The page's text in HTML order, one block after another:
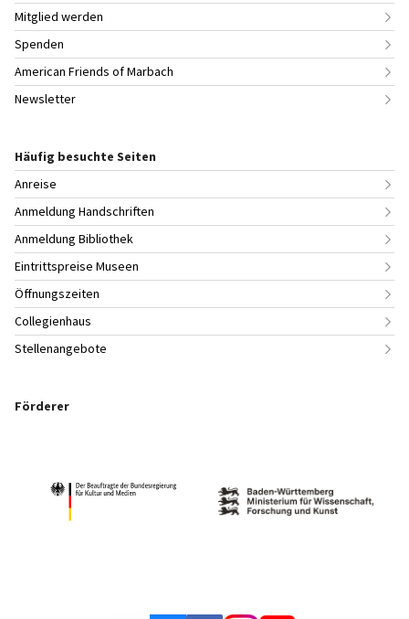
Mitglied werden
Spenden
American Friends of Marbach
Newsletter
Häufig besuchte Seiten
Anreise
Anmeldung Handschriften
Anmeldung Bibliothek
Eintrittspreise Museen
Öffnungszeiten
Collegienhaus
Stellenangebote
Förderer